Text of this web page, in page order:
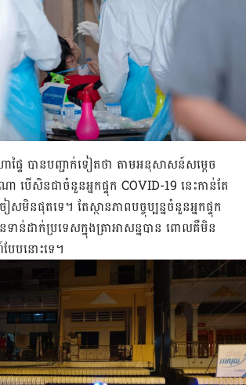
ហាផ្ទៃ បាន​បញ្ជាក់​ទៀត​ថា តាម​អនុសាសន៍​សម្ដេច​
បើ​សិន​ជា​ចំនួន​អ្នក​ផ្ទុក COVID-19 នេះ​កាន់តែ​
មិន​ផុត​ទេ។ តែ​ស្ថានភាព​បច្ចុប្បន្ន​ចំនួន​អ្នក​ផ្ទុក​
ាន់​ដាក់​ប្រទេស​ក្នុង​គ្រា​អាសន្ន​បាន ពោល​គឺមិន​
ែប​នោះ​ទេ។